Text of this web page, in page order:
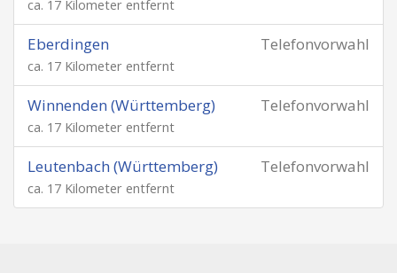
ca. 17 Kilometer entfernt
Telefonvorwahl
Eberdingen
ca. 17 Kilometer entfernt
Telefonvorwahl
Winnenden (Württemberg)
ca. 17 Kilometer entfernt
Telefonvorwahl
Leutenbach (Württemberg)
ca. 17 Kilometer entfernt